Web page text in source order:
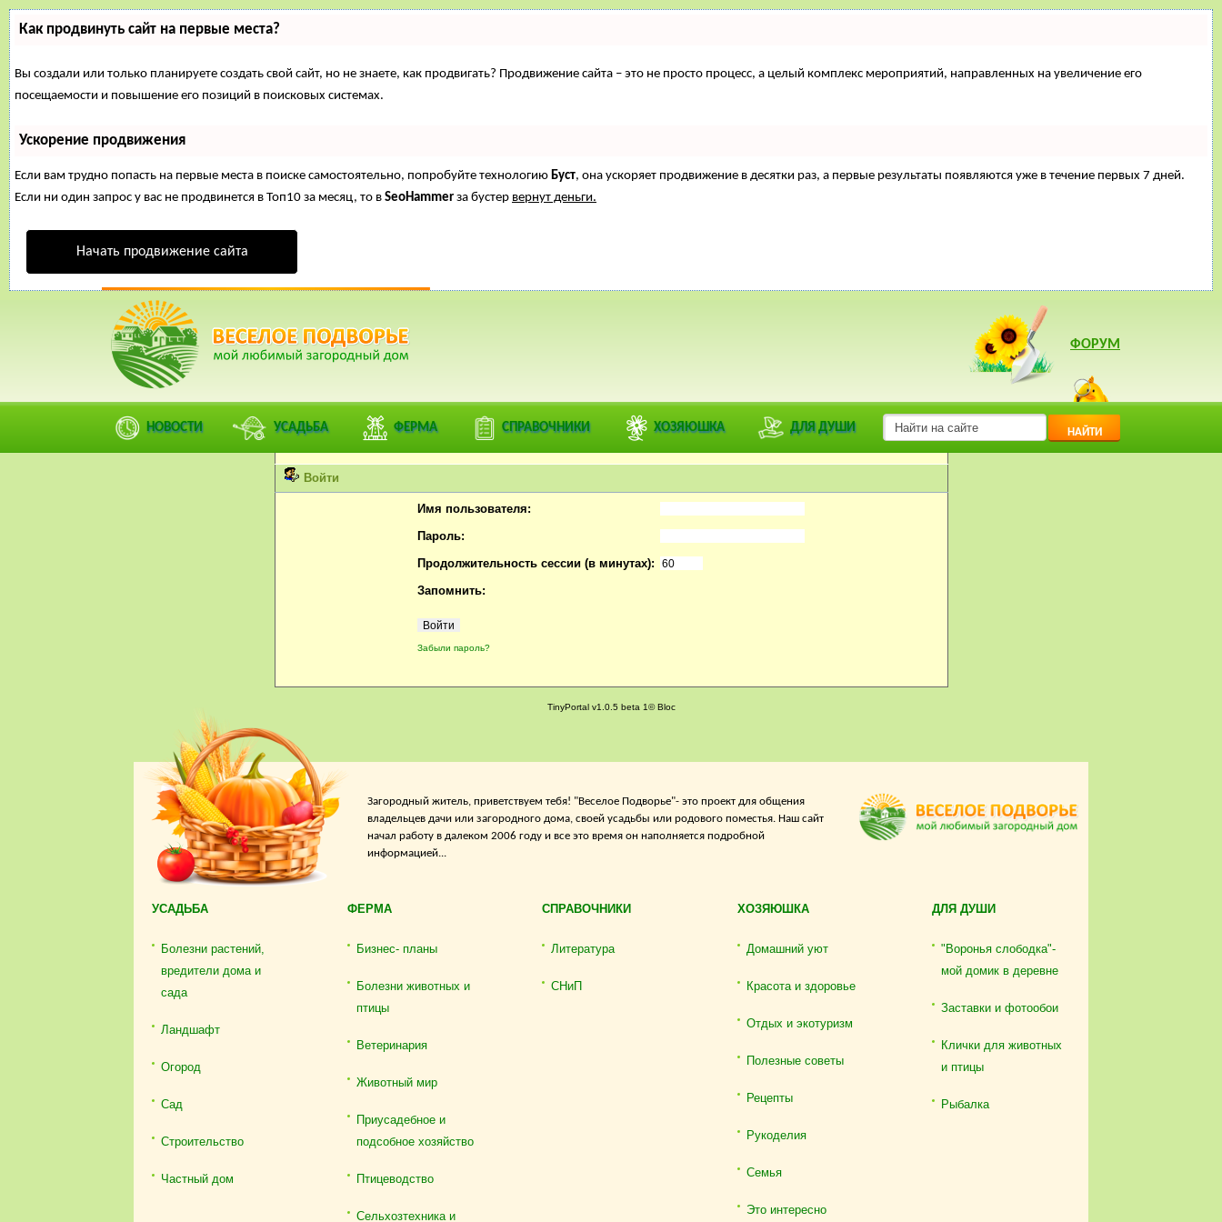
Как продвинуть сайт на первые места?
Вы создали или только планируете создать свой сайт, но не знаете, как продвигать? Продвижение сайта – это не просто процесс, а целый комплекс мероприятий, направленных на увеличение его
посещаемости и повышение его позиций в поисковых системах.
Ускорение продвижения
Если вам трудно попасть на первые места в поиске самостоятельно, попробуйте технологию Буст, она ускоряет продвижение в десятки раз, а первые результаты появляются уже в течение первых 7 дней.
Если ни один запрос у вас не продвинется в Топ10 за месяц, то в SeoHammer за бустер вернут деньги.
Начать продвижение сайта
ФОРУМ
НОВОСТИ УСАДЬБА ФЕРМА СПРАВОЧНИКИ ХОЗЯЮШКА ДЛЯ ДУШИ НАЙТИ
ФОРУМ
Вы не можете просматривать профили пользователей.
Пожалуйста, войдите или
зарегистрируйтесь на ДЕРЕВЕНСКИЙ ФОРУМ ВЕСЕЛОЕ ПОДВОРЬЕ | ЗАГОРОДНЫЙ ДОМ.
Войти
Имя пользователя:
Пароль:
Продолжительность сессии (в минутах):
Запомнить:
Забыли пароль?
TinyPortal v1.0.5 beta 1© Bloc
Загородный житель, приветствуем тебя! "Веселое Подворье"- это проект для общения
владельцев дачи или загородного дома, своей усадьбы или родового поместья. Наш сайт
начал работу в далеком 2006 году и все это время он наполняется подробной
информацией...
УСАДЬБА
Болезни растений,
вредители дома и
сада
Ландшафт
Огород
Сад
Строительство
Частный дом
ФЕРМА
Бизнес- планы
Болезни животных и
птицы
Ветеринария
Животный мир
Приусадебное и
подсобное хозяйство
Птицеводство
Сельхозтехника и
СПРАВОЧНИКИ
Литература
СНиП
ХОЗЯЮШКА
Домашний уют
Красота и здоровье
Отдых и экотуризм
Полезные советы
Рецепты
Рукоделия
Семья
Это интересно
ДЛЯ ДУШИ
"Воронья слободка"-
мой домик в деревне
Заставки и фотообои
Клички для животных
и птицы
Рыбалка